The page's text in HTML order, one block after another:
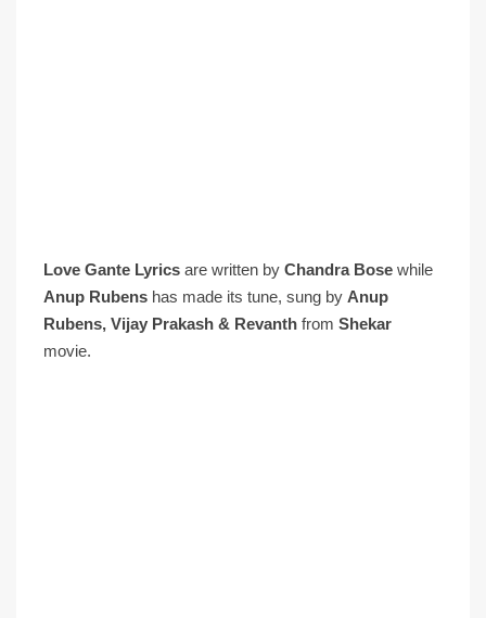
Love Gante Lyrics are written by Chandra Bose while
Anup Rubens has made its tune, sung by Anup
Rubens, Vijay Prakash & Revanth from Shekar
movie.